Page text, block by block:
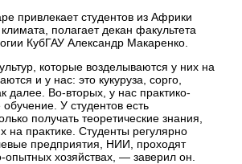
привлекает студентов из Африки
полагает декан факультета
КубГАУ Александр Макаренко.
которые возделываются у них на
и у нас: это кукуруза, сорго,
далее. Во-вторых, у нас практико-
У студентов есть
получать теоретические знания,
на практике. Студенты регулярно
предприятия, НИИ, проходят
опытных хозяйствах, — заверил он.